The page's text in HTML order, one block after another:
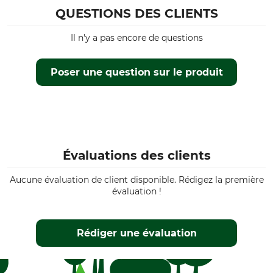
Marque de scie
Stihl 051
Chaînes tronconneuse
Nom du modèle
1,6 mm, 80 maillons
Référence fabricant
d'entraînement
QUESTIONS DES CLIENTS
Poser une question sur le produit
Il n'y a pas encore de questions
Évaluations des clients
Aucune évaluation de client disponible. Rédigez la première
évaluation !
Rédiger une évaluation